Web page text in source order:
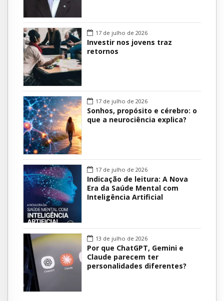
17 de julho de 2026
Investir nos jovens traz
retornos
17 de julho de 2026
Sonhos, propósito e cérebro: o
que a neurociência explica?
17 de julho de 2026
Indicação de leitura: A Nova
Era da Saúde Mental com
Inteligência Artificial
13 de julho de 2026
Por que ChatGPT, Gemini e
Claude parecem ter
personalidades diferentes?